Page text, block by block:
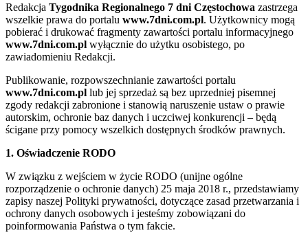
Redakcja Tygodnika Regionalnego 7 dni Częstochowa zastrzega
wszelkie prawa do portalu www.7dni.com.pl. Użytkownicy mogą
pobierać i drukować fragmenty zawartości portalu informacyjnego
www.7dni.com.pl wyłącznie do użytku osobistego, po
zawiadomieniu Redakcji.
Publikowanie, rozpowszechnianie zawartości portalu
www.7dni.com.pl lub jej sprzedaż są bez uprzedniej pisemnej
zgody redakcji zabronione i stanowią naruszenie ustaw o prawie
autorskim, ochronie baz danych i uczciwej konkurencji – będą
ścigane przy pomocy wszelkich dostępnych środków prawnych.
1. Oświadczenie RODO
W związku z wejściem w życie RODO (unijne ogólne
rozporządzenie o ochronie danych) 25 maja 2018 r., przedstawiamy
zapisy naszej Polityki prywatności, dotyczące zasad przetwarzania i
ochrony danych osobowych i jesteśmy zobowiązani do
poinformowania Państwa o tym fakcie.